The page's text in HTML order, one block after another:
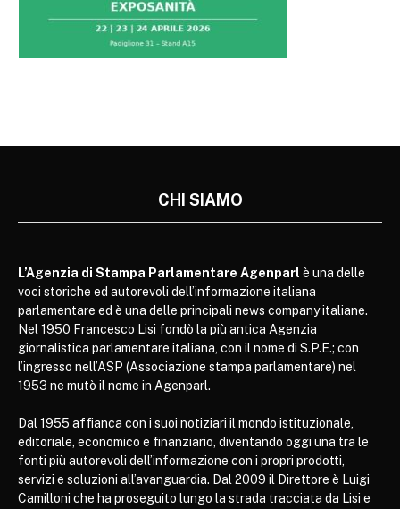
CHI SIAMO
L’Agenzia di Stampa Parlamentare Agenparl è una delle
voci storiche ed autorevoli dell’informazione italiana
parlamentare ed è una delle principali news company italiane.
Nel 1950 Francesco Lisi fondò la più antica Agenzia
giornalistica parlamentare italiana, con il nome di S.P.E.; con
l’ingresso nell’ASP (Associazione stampa parlamentare) nel
1953 ne mutò il nome in Agenparl.
Dal 1955 affianca con i suoi notiziari il mondo istituzionale,
editoriale, economico e finanziario, diventando oggi una tra le
fonti più autorevoli dell’informazione con i propri prodotti,
servizi e soluzioni all’avanguardia. Dal 2009 il Direttore è Luigi
Camilloni che ha proseguito lungo la strada tracciata da Lisi e